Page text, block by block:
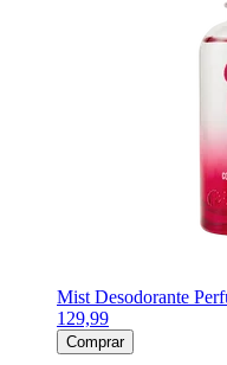
Mist Desodorante
129,99
Comprar